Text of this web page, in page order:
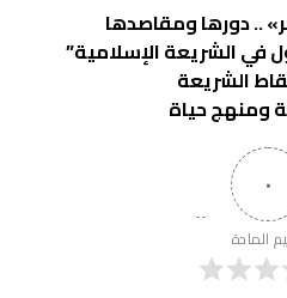
.. دورها ومقاصدها
في الشريعة الإسلامية”
الشريعة
ومنهج حياة
٠
المادة